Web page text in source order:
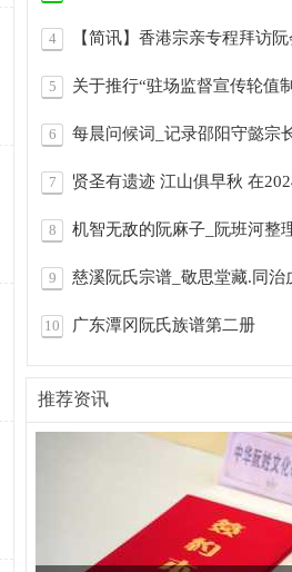
4
【简讯】香港宗亲专程拜访
5
关于推行“驻场监督宣传轮值
6
每晨问候词_记录邵阳守懿宗
7
贤圣有遗迹 江山俱早秋 在
8 机智无敌的阮麻子_阮班河整
9
慈溪阮氏宗谱_敬思堂藏.同治
10
广东潭冈阮氏族谱第二册
推荐资讯